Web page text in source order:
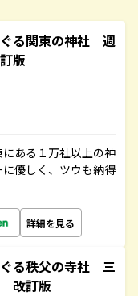
る関東の神社 週
版
にある１万社以上の神
優しく、ツウも納得
詳細を見る
る秩父の寺社 三
改訂版